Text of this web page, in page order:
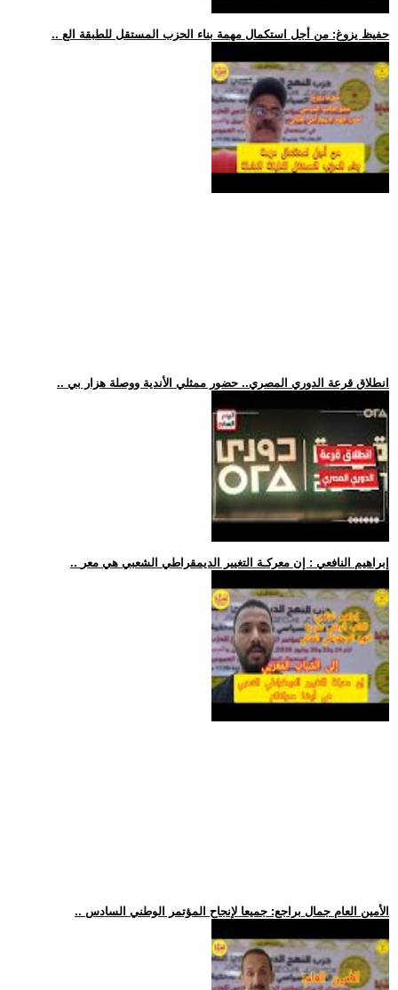
.. حفيظ يزوغ: من أجل استكمال مهمة بناء الحزب المستقل للطبقة الع
.. انطلاق قرعة الدوري المصري.. حضور ممثلي الأندية ووصلة هزار بي
.. إبراهيم النافعي : إن معركـة التغيير الديمقراطي الشعبي هي معر
.. الأمين العام جمال براجع: جميعا لإنجاح المؤتمر الوطني السادس